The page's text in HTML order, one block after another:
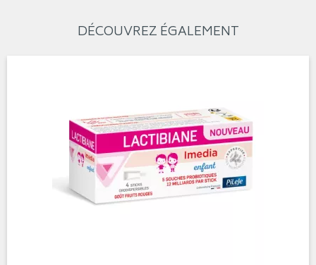
DÉCOUVREZ ÉGALEMENT